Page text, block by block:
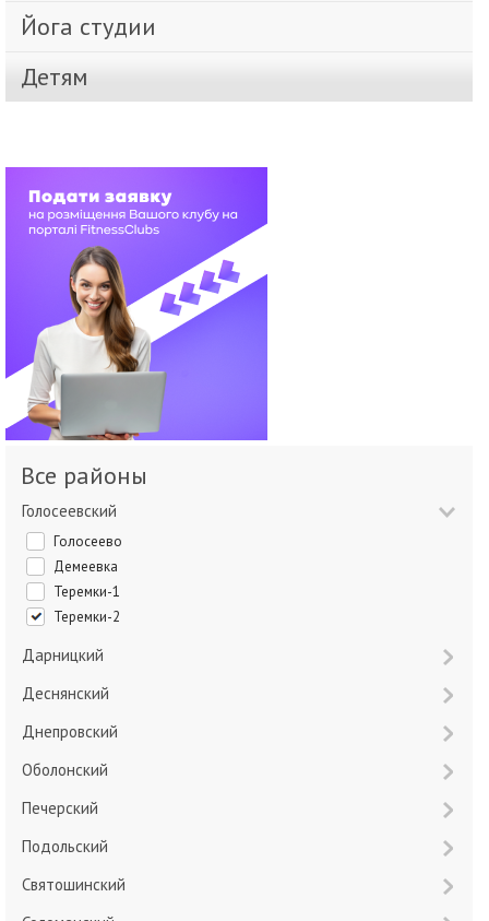
Йога студии
Детям
Все районы
Голосеевский
Голосеево
Демеевка
Теремки-1
Теремки-2
Дарницкий
Деснянский
Днепровский
Оболонский
Печерский
Подольский
Святошинский